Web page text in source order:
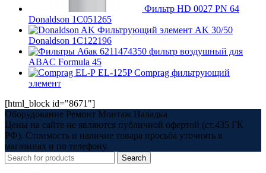
Фильтр HD 0027 PN 64
Donaldson 1C051265
Фильтрующий элемент AK 30/50
Donaldson 1C122196
6211474350 фильтр воздушный для
ABAC Formula 45
EL-125P Comprag фильтрующий
элемент
[html_block id="8671"]
Оборудование Ремонт Монтаж Наладка
Цены на сайте не являются публичной офертой (ст.435 ГК
РФ). Стоимость и наличие товара просьба уточнять в
магазинах и по телефону.
Search